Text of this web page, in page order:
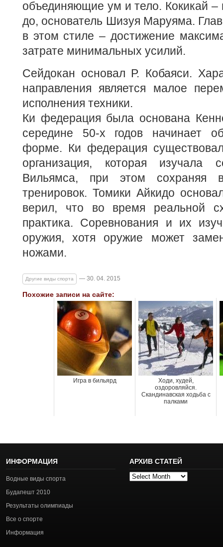
объединяющие ум и тело. Кокикай –
до, основатель Шизуя Маруяма.
в этом стиле – достижение
затрате минимальных усилий.
Сейдокан основал Р. Кобаяси.
направления является малое
исполнения техники.
Ки федерация была основана
середине 50-х годов начинает
форме. Ки федерация
организация, которая изучала
Вильямса, при этом сохраняя
тренировок. Томики Айкидо
верил, что во время реальной
практика. Соревнования и их
оружия, хотя оружие может
ножами.
Другие виды спорта — 30. 04. 2015
Похожие записи на сайте:
Игра в бильярд
Ходи, худей,
оздоровляйся.
Скандинавская ходьба с
палками
ИНФОРМАЦИЯ
Водные виды спорта
Будапешт 2010
Результаты олимпиады
Все о спорте
Информация
АРХИВ СТАТЕЙ
Архив